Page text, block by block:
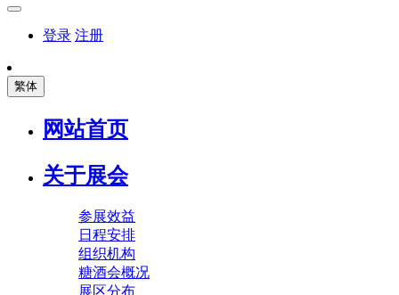
登录 注册
繁体
网站首页
关于展会
参展效益
日程安排
组织机构
糖酒会概况
展区分布